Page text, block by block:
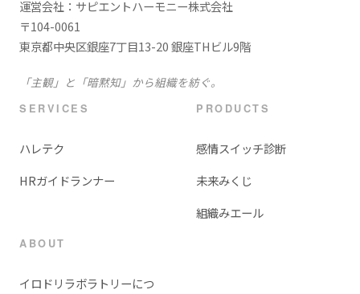
運営会社：サピエントハーモニー株式会社
〒104-0061
東京都中央区銀座7丁目13-20 銀座THビル9階
「主観」と「暗黙知」から組織を紡ぐ。
SERVICES
ハレテク
HRガイドランナー
PRODUCTS
感情スイッチ診断
未来みくじ
組織みエール
ABOUT
イロドリラボラトリーにつ